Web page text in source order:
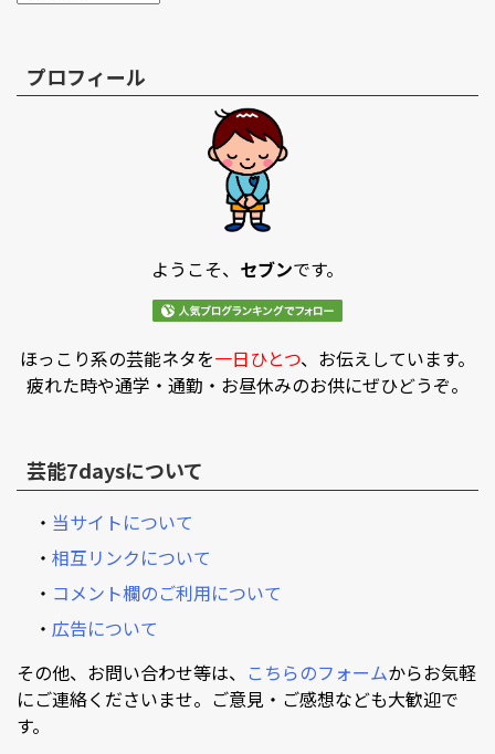
プロフィール
ようこそ、 セブンです。
ほっこり系の芸能ネタを一日ひとつ、お伝えしています。
疲れた時や通学・通勤・お昼休みのお供にぜひどうぞ。
芸能7daysについて
・ 当サイトについて
・ 相互リンクについて
・ コメント欄のご利用について
・ 広告について
その他、お問い合わせ等は、 こちらのフォームからお気軽
にご連絡くださいませ。ご意見・ご感想なども大歓迎で
す。